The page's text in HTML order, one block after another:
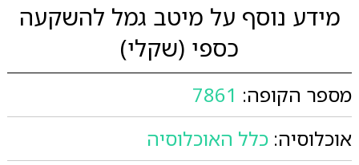
מידע נוסף על מיטב גמל להשקעה
כספי (שקלי)
מספר הקופה: 7861
אוכלוסיה: כלל האוכלוסיה